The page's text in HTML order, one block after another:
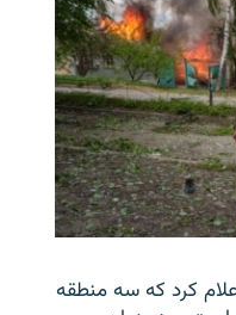
۲۶ اردیبهشت اعلام کرد که سه منطقه